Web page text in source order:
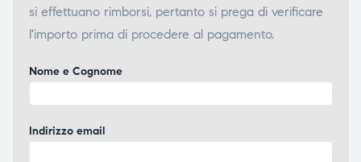
si effettuano rimborsi, pertanto si prega di verificare
l'importo prima di procedere al pagamento.
Nome e Cognome
Indirizzo email